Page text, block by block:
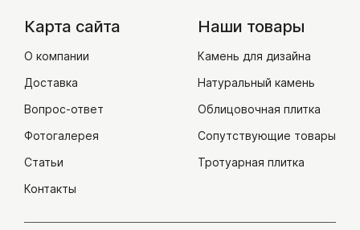
Плитка из гранита
Клинкерная плитка
Искусственный камень
Камень для дизайна
Крошка
Галька
Глыбы
Карта сайта
О компании
Доставка
Вопрос-ответ
Фотогалерея
Статьи
Контакты
Наши товары
Камень для дизайна
Натуральный камень
Облицовочная плитка
Сопутствующие товары
Тротуарная плитка